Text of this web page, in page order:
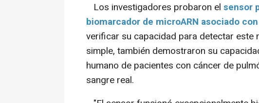
Los investigadores probaron el sensor
biomarcador de microARN asociado
verificar su capacidad para detectar este
simple, también demostraron su
humano de pacientes con cáncer de
sangre real.